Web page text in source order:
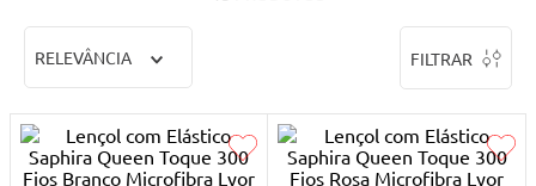
RELEVÂNCIA FILTRAR
máquina costura
5º
toalha
6º
carrinho reversível